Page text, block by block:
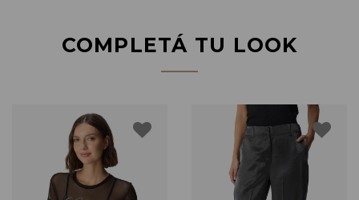
COMPLETÁ TU LOOK